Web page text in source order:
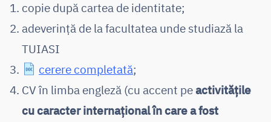
copie după cartea de identitate;
adeverință de la facultatea unde studiază la
TUIASI
cerere completată;
CV în limba engleză (cu accent peactivitățile
cu caracter internațional în care a fost